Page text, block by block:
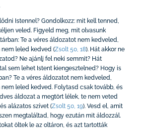
Istennel? Gondolkozz: mit kell tenned,
veled. Figyeld meg, mit olvasunk
Te a véres áldozatot nem kedveled,
leled kedved (Zsolt 50, 18). Hát akkor ne
Ne ajánlj fel neki semmit? Hát
sem lehet Istent kiengesztelned? Hogy is
Te a véres áldozatot nem kedveled,
leled kedved. Folytasd csak tovább, és
áldozat a megtört lélek, te nem veted
alázatos szívet (Zsolt 50, 19). Vesd el, amit
megtaláltad, hogy ezután mit áldozzál.
öltek le az oltáron, és azt tartották